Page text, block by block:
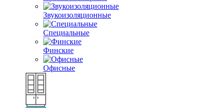
Звукоизоляционные
Специальные
Финские
Офисные